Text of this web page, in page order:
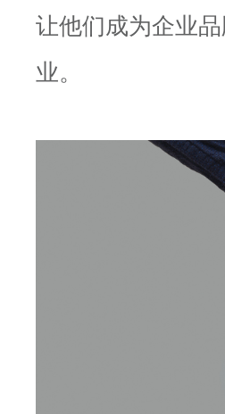
让他们成为企业
业。